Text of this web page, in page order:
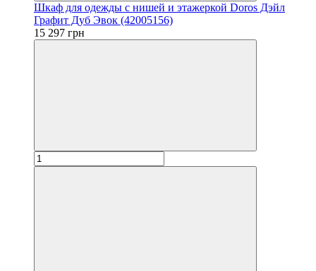
Шкаф для одежды с нишей и этажеркой Doros Дэйл
Графит Дуб Эвок (42005156)
15 297 грн